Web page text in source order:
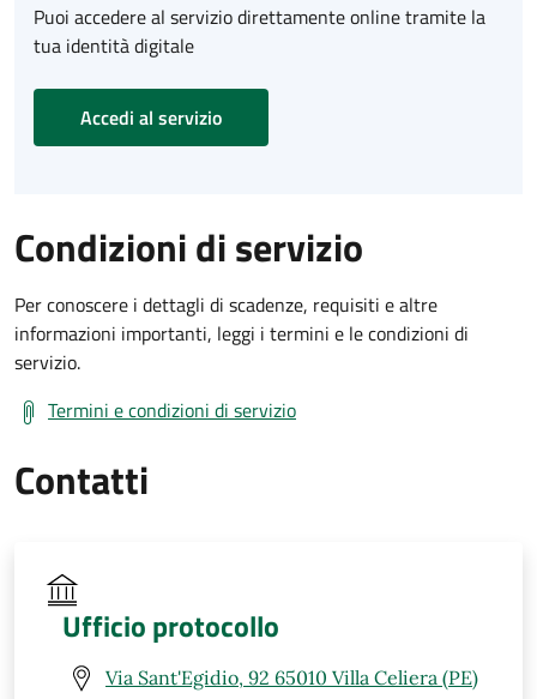
Puoi accedere al servizio direttamente online tramite la
tua identità digitale
Accedi al servizio
Condizioni di servizio
Per conoscere i dettagli di scadenze, requisiti e altre
informazioni importanti, leggi i termini e le condizioni di
servizio.
Termini e condizioni di servizio
Contatti
Ufficio protocollo
Via Sant'Egidio, 92 65010 Villa Celiera (PE)